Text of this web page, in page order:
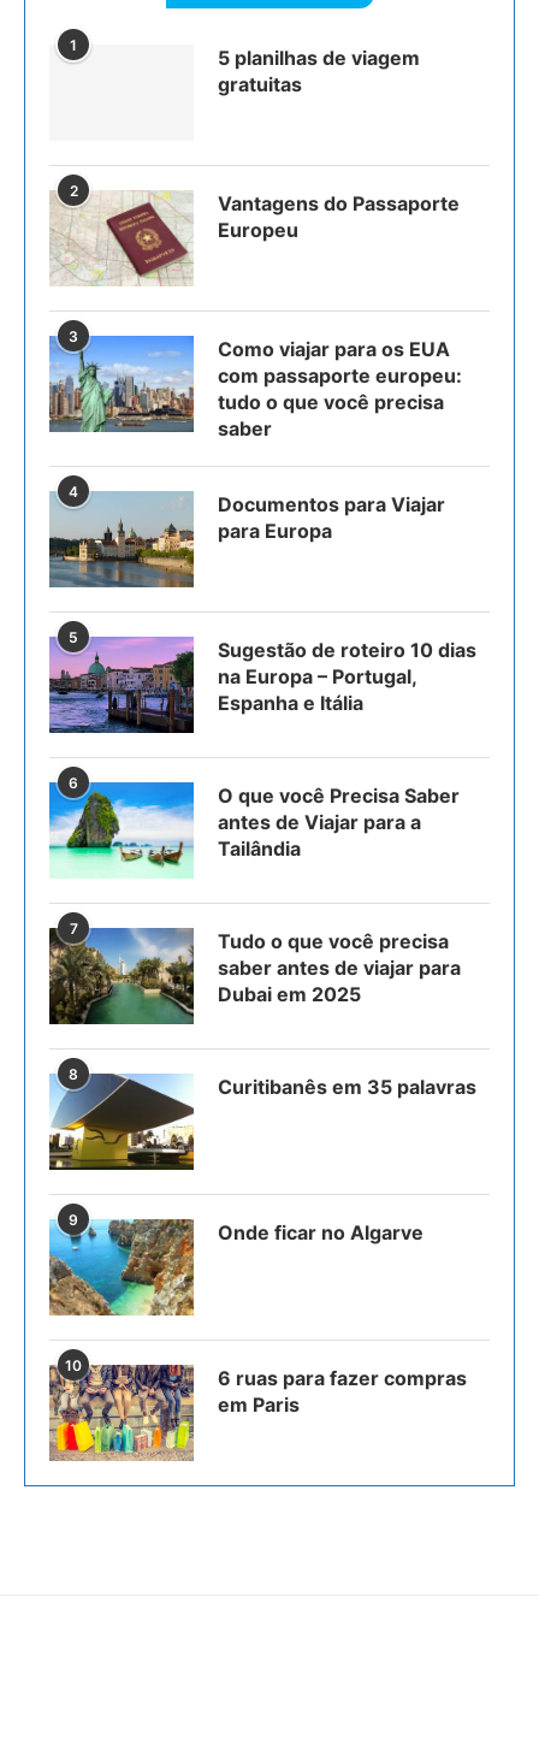
1
5 planilhas de viagem
gratuitas
2
Vantagens do Passaporte
Europeu
3
Como viajar para os EUA
com passaporte europeu:
tudo o que você precisa
saber
4
Documentos para Viajar
para Europa
5
Sugestão de roteiro 10 dias
na Europa – Portugal,
Espanha e Itália
6
O que você Precisa Saber
antes de Viajar para a
Tailândia
7
Tudo o que você precisa
saber antes de viajar para
Dubai em 2025
8
Curitibanês em 35 palavras
9
Onde ficar no Algarve
10
6 ruas para fazer compras
em Paris